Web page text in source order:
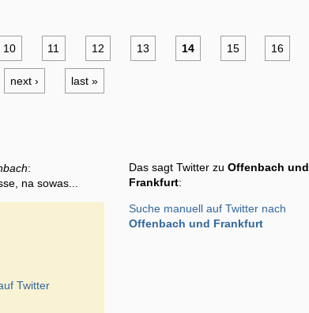
10 11 12 13 14 15 16
next › last »
:
na sowas...
Twitter
Das sagt Twitter zu Offenbach und
Frankfurt:
Suche manuell auf Twitter nach
Offenbach und Frankfurt